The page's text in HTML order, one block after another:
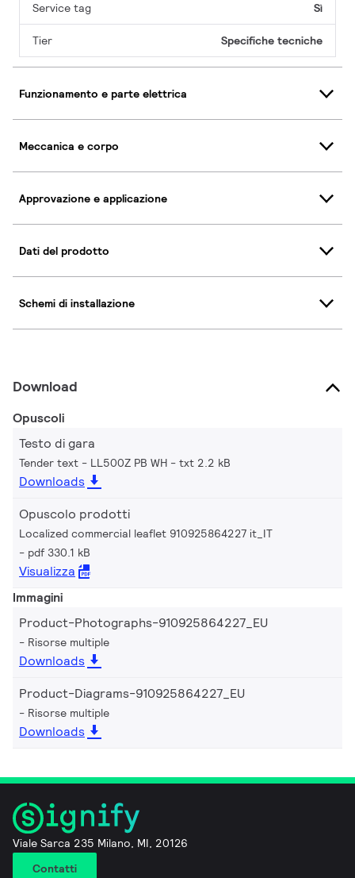
Service tag Sì
Tier Specifiche tecniche
Funzionamento e parte elettrica
Meccanica e corpo
Approvazione e applicazione
Dati del prodotto
Schemi di installazione
Download
Opuscoli
Testo di gara
Tender text - LL500Z PB WH txt 2.2 kB
Downloads
Opuscolo prodotti
Localized commercial leaflet 910925864227 it_IT
pdf 330.1 kB
Visualizza
Immagini
Product-Photographs-910925864227_EU
Risorse multiple
Downloads
Product-Diagrams-910925864227_EU
Risorse multiple
Downloads
Viale Sarca 235 Milano, MI, 20126
Contatti